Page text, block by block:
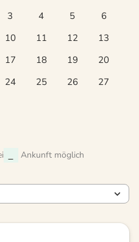
3 4 5
6
10 11 12
13
17 18 19
20
24 25 26
27
Ankunft möglich